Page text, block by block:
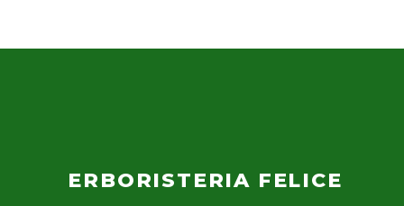
ERBORISTERIA FELICE